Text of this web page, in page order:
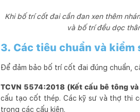
Khi bố trí cốt đai cần đan xen thêm
và bố trí đều dọc
3. Các tiêu chuẩn và
Để đảm bảo bố trí cốt đai đúng chuẩn,
TCVN 5574:2018 (Kết cấu bê tông
cấu tạo cốt thép. Các kỹ sư và thợ thi
trong các cấu kiện.